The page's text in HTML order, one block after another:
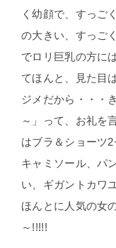
く幼顔で、すっご
の大きい、すっご
でロリ巨乳の方に
てほんと、見た目
ジメだから・・・
～」って、お礼を
はブラ＆ショーツ
キャミソール、パ
い、ギガントカワ
ほんとに人気の女
～!!!!!